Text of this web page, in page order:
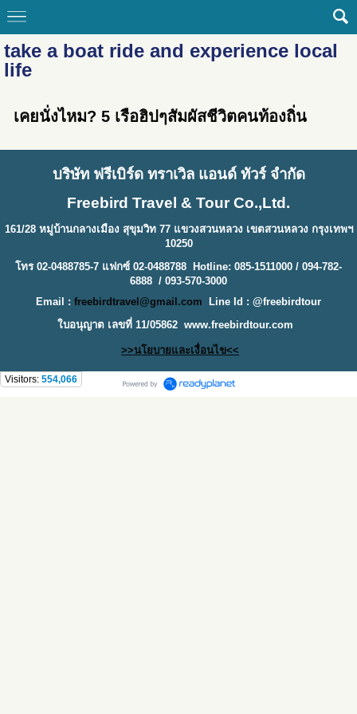
take a boat ride and experience local
life
เคยนั่งไหม? 5 เรือฮิปๆสัมผัสชีวิตคนท้องถิ่น
บริษัท ฟรีเบิร์ด ทราเวิล แอนด์ ทัวร์ จำกัด
Freebird Travel & Tour Co.,Ltd.
161/28 หมู่บ้านกลางเมือง สุขุมวิท 77 แขวงสวนหลวง เขตสวนหลวง กรุงเทพฯ
10250
โทร 02-0488785-7 แฟกซ์ 02-0488788 Hotline: 085-1511000 / 094-782-
6888 / 093-570-3000
Email : freebirdtravel@gmail.com
Line Id : @freebirdtour
ใบอนุญาต เลขที่ 11/05862 www.freebirdtour.com
>>นโยบายและเงื่อนไข<<
Visitors: 554,066